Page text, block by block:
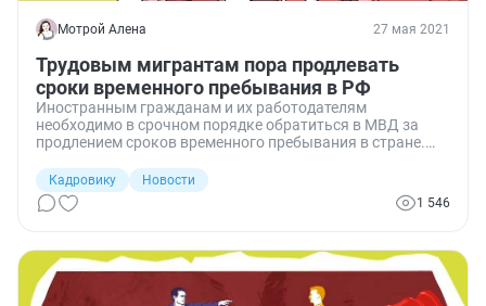
Мотрой Алена 27 мая 2021
Трудовым мигрантам пора продлевать
сроки временного пребывания в РФ
Иностранным гражданам и их работодателям
необходимо в срочном порядке обратиться в МВД за
продлением сроков временного пребывания в стране.
им грозит огромный штраф.
Кадровику
Новости
1 546